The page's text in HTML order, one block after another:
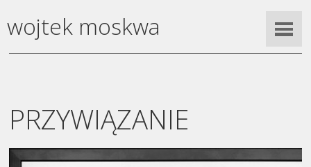
wojtek moskwa
PRZYWIĄZANIE